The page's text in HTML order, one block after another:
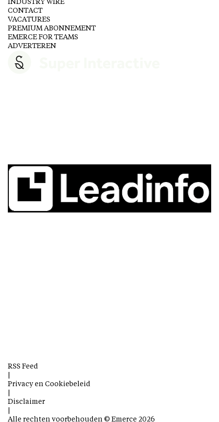
INDUSTRY WIRE
CONTACT
VACATURES
PREMIUM ABONNEMENT
EMERCE FOR TEAMS
ADVERTEREN
RSS Feed
Privacy en Cookiebeleid
Disclaimer
Alle rechten voorbehouden © Emerce 2026